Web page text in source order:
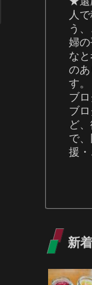
人
う
婦
な
の
す。
ブ
ブ
ど
で
援・
新